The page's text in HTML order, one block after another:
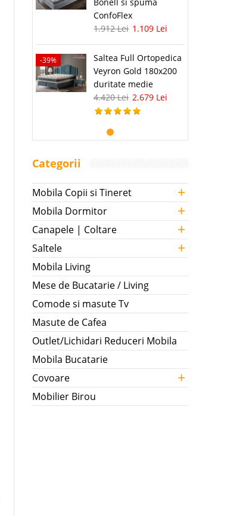
ConfoFlex
1.912 Lei 1.109 Lei
-39%
Saltea Full Ortopedica
Veyron Gold 180x200
duritate medie
4.420 Lei 2.679 Lei
Categorii
Mobila Copii si Tineret +
Mobila Dormitor +
Canapele | Coltare +
Saltele +
Mobila Living
Mese de Bucatarie / Living
Comode si masute Tv
Masute de Cafea
Outlet/Lichidari Reduceri Mobila
Mobila Bucatarie
Covoare
+
Mobilier Birou